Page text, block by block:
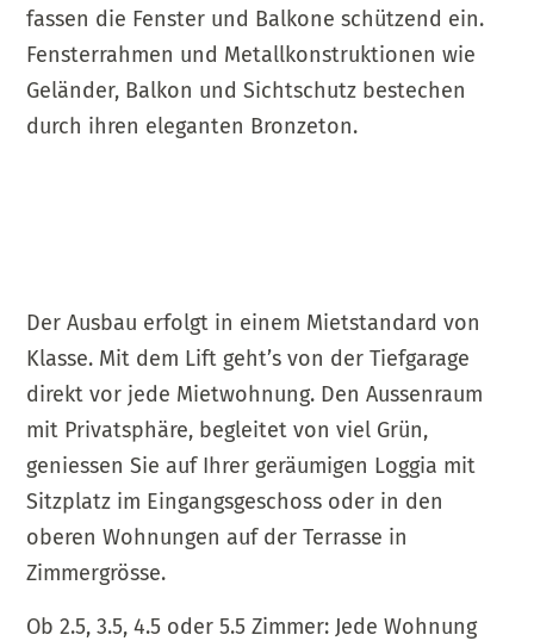
fassen die Fenster und Balkone schützend ein.
Fensterrahmen und Metallkonstruktionen wie
Geländer, Balkon und Sichtschutz bestechen
durch ihren eleganten Bronzeton.
Der Ausbau erfolgt in einem Mietstandard von
Klasse. Mit dem Lift geht’s von der Tiefgarage
direkt vor jede Mietwohnung. Den Aussenraum
mit Privatsphäre, begleitet von viel Grün,
geniessen Sie auf Ihrer geräumigen Loggia mit
Sitzplatz im Eingangsgeschoss oder in den
oberen Wohnungen auf der Terrasse in
Zimmergrösse.
Ob 2.5, 3.5, 4.5 oder 5.5 Zimmer: Jede Wohnung